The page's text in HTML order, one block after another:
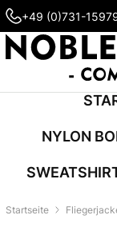
+49 (0)731-
NYLON
Startseite